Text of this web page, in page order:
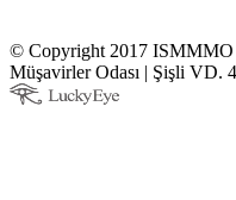
© Copyright 2017 ISMMMO
Müşavirler Odası | Şişli VD.